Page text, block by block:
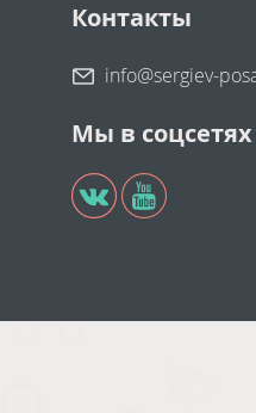
Контакты
info@sergiev-
Мы в соцсетях